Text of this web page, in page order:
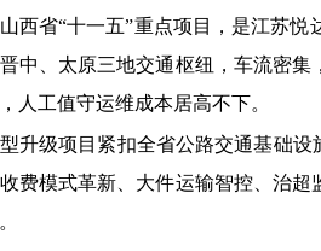
西省“十一五”重点项目，是江苏
中、太原三地交通枢纽，车流密
人工值守运维成本居高不下。
升级项目紧扣全省公路交通基础
费模式革新、大件运输智控、治